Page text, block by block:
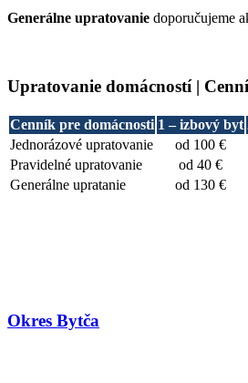
Generálne upratovanie doporučujeme
Upratovanie domácností |
Cenník pre domácnosti 1 – izbový byt
Jednorázové upratovanie
od 100 €
Pravidelné upratovanie
od 40 €
Generálne upratanie
od 130 €
Okres Bytča